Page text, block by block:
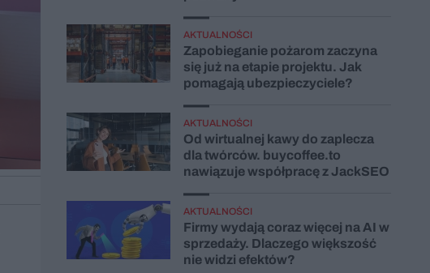
AKTUALNOŚCI
Zapobieganie pożarom zaczyna
się już na etapie projektu. Jak
pomagają ubezpieczyciele?
AKTUALNOŚCI
Od wirtualnej kawy do zaplecza
dla twórców. buycoffee.to
nawiązuje współpracę z JackSEO
AKTUALNOŚCI
Firmy wydają coraz więcej na AI w
sprzedaży. Dlaczego większość
nie widzi efektów?